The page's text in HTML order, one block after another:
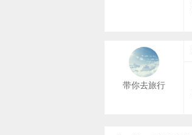
带你去旅行